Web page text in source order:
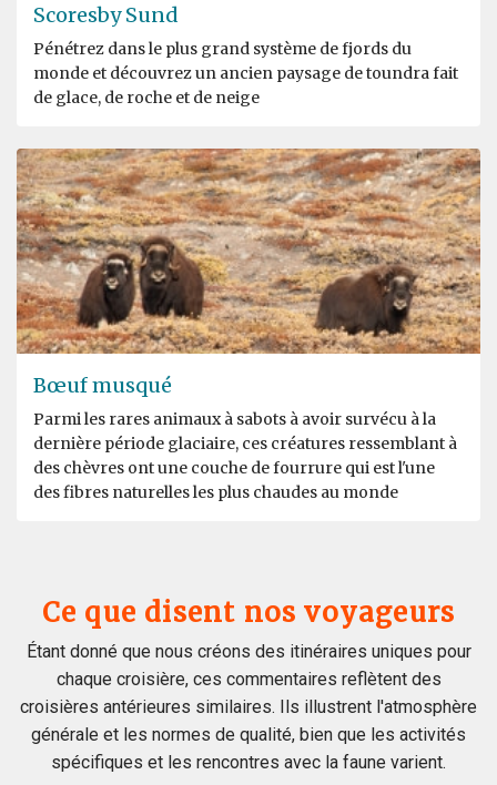
Scoresby Sund
Pénétrez dans le plus grand système de fjords du
monde et découvrez un ancien paysage de toundra fait
de glace, de roche et de neige
Bœuf musqué
Parmi les rares animaux à sabots à avoir survécu à la
dernière période glaciaire, ces créatures ressemblant à
des chèvres ont une couche de fourrure qui est l'une
des fibres naturelles les plus chaudes au monde
Ce que disent nos voyageurs
Étant donné que nous créons des itinéraires uniques pour
chaque croisière, ces commentaires reflètent des
croisières antérieures similaires. Ils illustrent l'atmosphère
générale et les normes de qualité, bien que les activités
spécifiques et les rencontres avec la faune varient.